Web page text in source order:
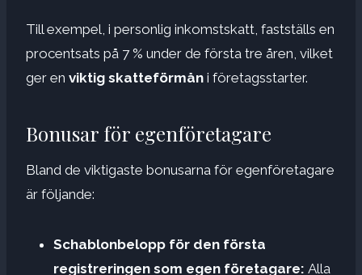
Till exempel, i personlig inkomstskatt, fastställs en
procentsats på 7 % under de första tre åren, vilket
ger en viktig skatteförmån i företagsstarter.
Bonusar för egenföretagare
Bland de viktigaste bonusarna för egenföretagare
är följande:
Schablonbelopp för den första
registreringen som egen företagare: Alla